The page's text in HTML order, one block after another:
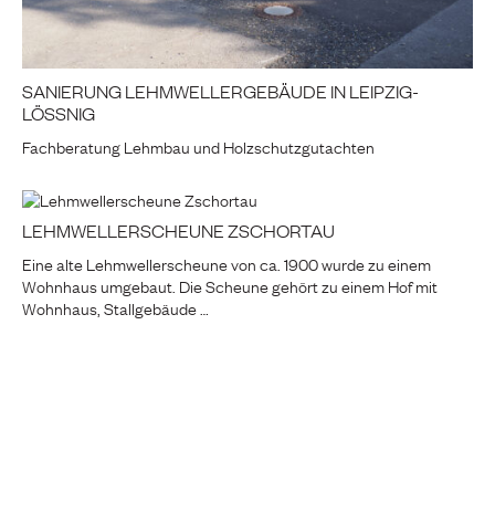
SANIERUNG LEHMWELLERGEBÄUDE IN LEIPZIG-
LÖSSNIG
Fachberatung Lehmbau und Holzschutzgutachten
LEHMWELLERSCHEUNE ZSCHORTAU
Eine alte Lehmwellerscheune von ca. 1900 wurde zu einem
Wohnhaus umgebaut. Die Scheune gehört zu einem Hof mit
Wohnhaus, Stallgebäude …